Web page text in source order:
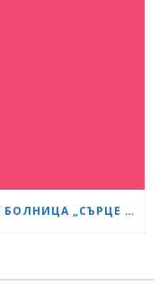
СЛЕД УСПЕШНА АКРЕДИТАЦИЯ БОЛНИЦА „СЪРЦЕ И МОЗЪК“ СТАНА GESEA DIPLOMA CENTER